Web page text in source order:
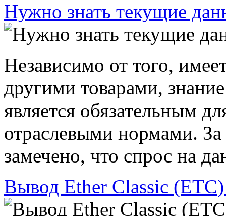
Нужно знать текущие
Независимо от того,
другими товарами,
является обязательным
отраслевыми нормами. За
замечено, что спрос на
Вывод Ether Classic